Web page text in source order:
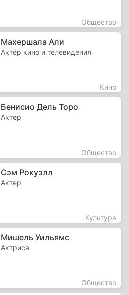
Общество
Махершала Али
Актёр кино и телевидения
Кино
Бенисио Дель Торо
Актер
Общество
Сэм Рокуэлл
Актер
Культура
Мишель Уильямс
Актриса
Общество